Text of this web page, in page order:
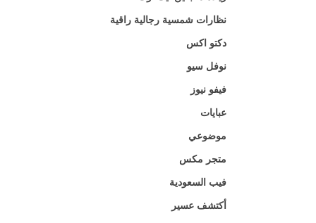
نظارات شمسية رجالية راقية
دكتو اكس
نوفل سيو
فيفو نيوز
عبايات
موضوعي
متجر مكس
فيب السعودية
أكتشف عسير